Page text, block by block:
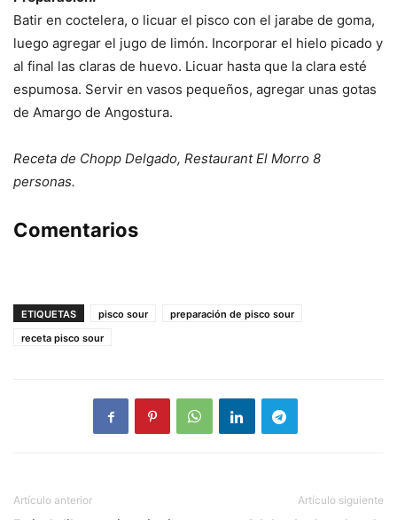
Batir en coctelera, o licuar el pisco con el jarabe de goma,
luego agregar el jugo de limón. Incorporar el hielo picado y
al final las claras de huevo. Licuar hasta que la clara esté
espumosa. Servir en vasos pequeños, agregar unas gotas
de Amargo de Angostura.
Receta de Chopp Delgado, Restaurant El Morro 8
personas.
Comentarios
ETIQUETAS pisco sour
preparación de pisco sour
receta pisco sour
Artículo anterior Artículo siguiente